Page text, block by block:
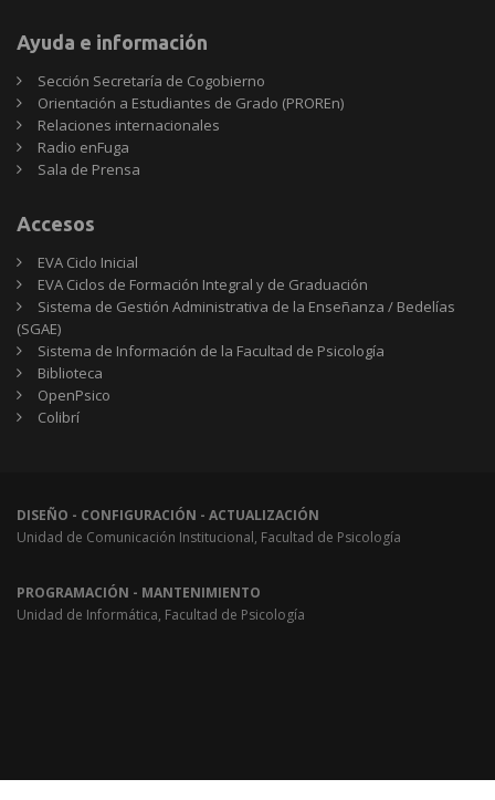
Ayuda e información
Sección Secretaría de Cogobierno
Orientación a Estudiantes de Grado (PROREn)
Relaciones internacionales
Radio enFuga
Sala de Prensa
Accesos
EVA Ciclo Inicial
EVA Ciclos de Formación Integral y de Graduación
Sistema de Gestión Administrativa de la Enseñanza / Bedelías
(SGAE)
Sistema de Información de la Facultad de Psicología
Biblioteca
OpenPsico
Colibrí
DISEÑO - CONFIGURACIÓN - ACTUALIZACIÓN
Unidad de Comunicación Institucional, Facultad de Psicología
PROGRAMACIÓN - MANTENIMIENTO
Unidad de Informática, Facultad de Psicología